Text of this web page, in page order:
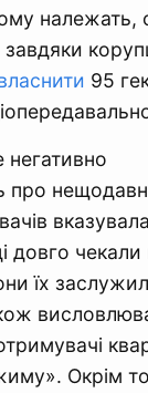
належать,
95
негативно
про
довго чекали
їх
Окрім